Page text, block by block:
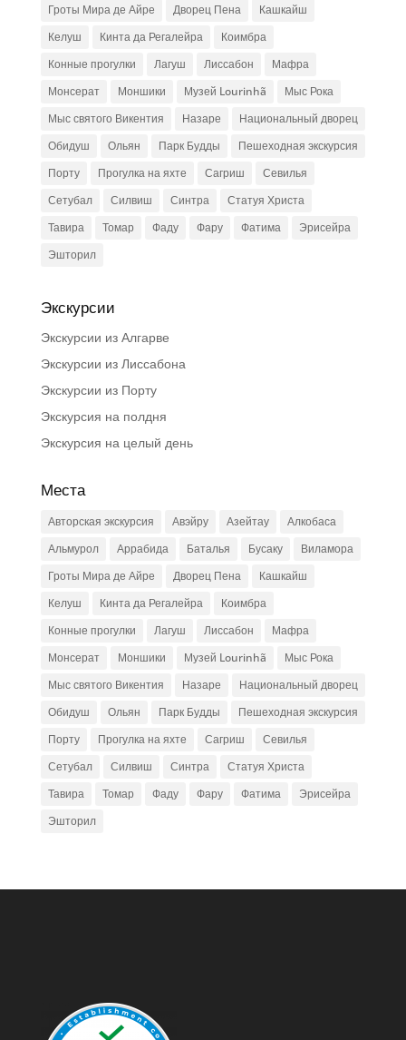
Гроты Мира де Айре
Дворец Пена
Кашкайш
Келуш
Кинта да Регалейра
Коимбра
Конные прогулки
Лагуш Лиссабон
Мафра
Монсерат
Моншики Музей Lourinhã
Мыс Рока
Мыс святого Викентия
Назаре
Национальный дворец
Обидуш
Ольян Парк Будды
Пешеходная экскурсия
Порту
Прогулка на яхте Сагриш
Севилья
Сетубал
Силвиш Синтра
Статуя Христа
Тавира
Томар Фаду Фару Фатима
Эрисейра
Эшторил
Экскурсии
Экскурсии из Алгарве
Экскурсии из Лиссабона
Экскурсии из Порту
Экскурсия на полдня
Экскурсия на целый день
Места
Авторская экскурсия Авэйру Азейтау
Алкобаса
Альмурол
Аррабида Баталья Бусаку
Виламора
Гроты Мира де Айре
Дворец Пена
Кашкайш
Келуш
Кинта да Регалейра
Коимбра
Конные прогулки
Лагуш Лиссабон
Мафра
Монсерат
Моншики Музей Lourinhã
Мыс Рока
Мыс святого Викентия
Назаре
Национальный дворец
Обидуш
Ольян Парк Будды
Пешеходная экскурсия
Порту
Прогулка на яхте Сагриш
Севилья
Сетубал
Силвиш Синтра
Статуя Христа
Тавира
Томар Фаду Фару Фатима
Эрисейра
Эшторил